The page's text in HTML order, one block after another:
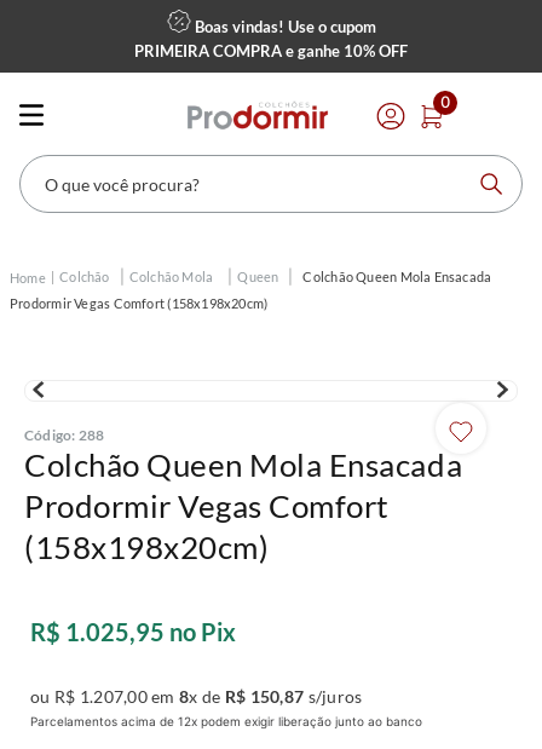
Boas vindas! Use o cupom
PRIMEIRA COMPRAe ganhe 10% OFF
0
O que você procura?
Colchão Colchão Mola Queen
Colchão Queen Mola Ensacada
Prodormir Vegas Comfort (158x198x20cm)
Código: 288
Colchão Queen Mola Ensacada
Prodormir Vegas Comfort
(158x198x20cm)
R$ 1.025,95 no Pix
ou R$ 1.207,00em8x de R$ 150,87 s/juros
Parcelamentos acima de 12x podem exigir liberação junto ao banco